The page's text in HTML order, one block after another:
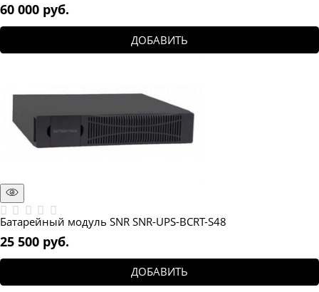
60 000 руб.
ДОБАВИТЬ
Батарейный модуль SNR SNR-UPS-BCRT-S48
25 500 руб.
ДОБАВИТЬ